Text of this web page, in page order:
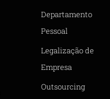
Departamento
Pessoal
Legalização de
Empresa
Outsourcing